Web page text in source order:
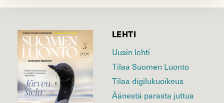
LEHTI
Uusin lehti
Tilaa Suomen Luonto
Tilaa digilukuoikeus
Äänestä parasta juttua